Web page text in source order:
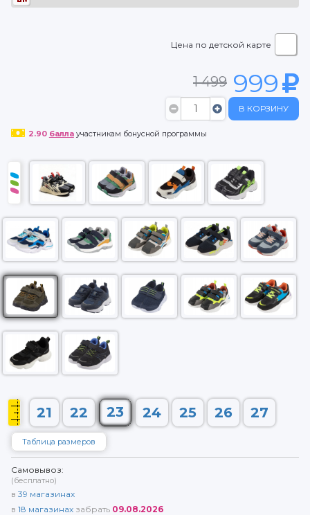
Цена по детской карте
1 499 999
В КОРЗИНУ
2.90 баллаучастникам бонусной программы
21 22 23 24 25 26 27
Таблица размеров
Самовывоз:
(бесплатно)
в 39 магазинах
в 18 магазинах забрать 09.08.2026